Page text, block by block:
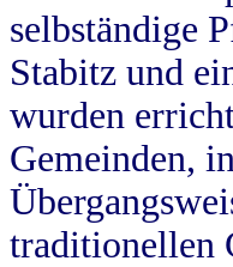
selbständige
Stabitz und
wurden
Gemeinden,
traditionellen